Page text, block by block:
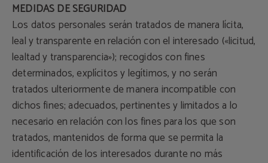
MEDIDAS DE SEGURIDAD
Los datos personales serán tratados de manera lícita,
leal y transparente en relación con el interesado («licitud,
lealtad y transparencia»); recogidos con fines
determinados, explícitos y legítimos, y no serán
tratados ulteriormente de manera incompatible con
dichos fines; adecuados, pertinentes y limitados a lo
necesario en relación con los fines para los que son
tratados, mantenidos de forma que se permita la
identificación de los interesados durante no más